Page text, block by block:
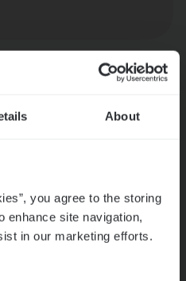
About
you agree to the storing
enhance site navigation,
in our marketing efforts.
verzekeringen
— Soci­al